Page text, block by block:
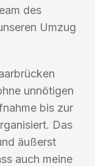
des
Umzug
unnötigen
bis zur
Das
äußerst
auch meine